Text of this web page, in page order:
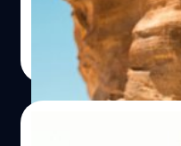
ประภาส อยู่เย็น| 906 days
Read More